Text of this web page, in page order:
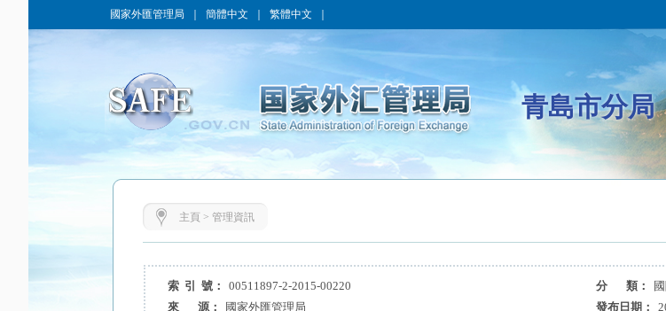
國家外匯管理局 簡體中文 繁體中文
青島市分局
主頁 > 管理資訊
索 引 號： 00511897-2-2015-00220 分 類：
來 源：
國家外匯管理局 發布日期：